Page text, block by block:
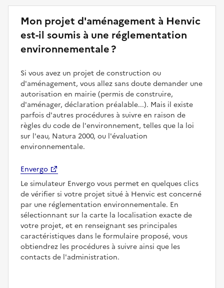
Mon projet d'aménagement à Henvic
est-il soumis à une réglementation
environnementale ?
Si vous avez un projet de construction ou
d'aménagement, vous allez sans doute demander une
autorisation en mairie (permis de construire,
d'aménager, déclaration préalable...). Mais il existe
parfois d'autres procédures à suivre en raison de
règles du code de l'environnement, telles que la loi
sur l'eau, Natura 2000, ou l'évaluation
environnementale.
Envergo
Le simulateur Envergo vous permet en quelques clics
de vérifier si votre projet situé à Henvic est concerné
par une réglementation environnementale. En
sélectionnant sur la carte la localisation exacte de
votre projet, et en renseignant ses principales
caractéristiques dans le formulaire proposé, vous
obtiendrez les procédures à suivre ainsi que les
contacts de l'administration.